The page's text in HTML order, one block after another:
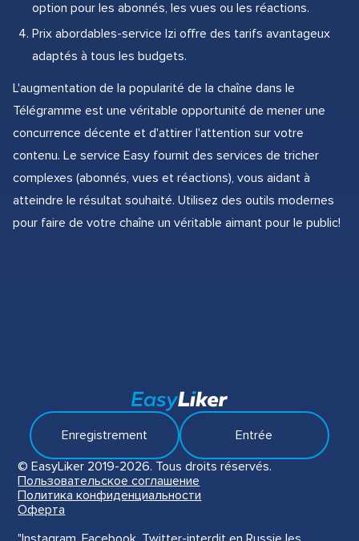
option pour les abonnés, les vues ou les réactions.
Prix abordables-service Izi offre des tarifs avantageux
adaptés à tous les budgets.
L'augmentation de la popularité de la chaîne dans le
Télégramme est une véritable opportunité de mener une
concurrence décente et d'attirer l'attention sur votre
contenu. Le service Easy fournit des services de tricher
complexes (abonnés, vues et réactions), vous aidant à
atteindre le résultat souhaité. Utilisez des outils modernes
pour faire de votre chaîne un véritable aimant pour le public!
Enregistrement
Entrée
© EasyLiker 2019-2026. Tous droits réservés.
Пользовательское соглашение
Политика конфиденциальности
Оферта